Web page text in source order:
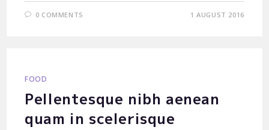
0 COMMENTS 1 AUGUST 2016
FOOD
Pellentesque nibh aenean
quam in scelerisque